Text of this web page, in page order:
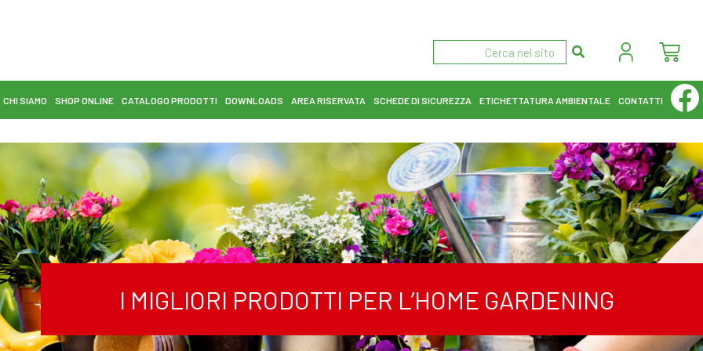
CHI SIAMO SHOP ONLINE CATALOGO PRODOTTI DOWNLOADS AREA RISERVATA SCHEDE DI SICUREZZA ETICHETTATURA AMBIENTALE CONTATTI
I MIGLIORI PRODOTTI PER L’HOME GARDENING